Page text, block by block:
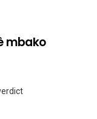
mbako